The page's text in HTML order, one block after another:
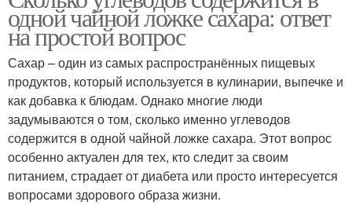
одной чайной ложке сахара: ответ
на простой вопрос
Сахар – один из самых распространённых пищевых
продуктов, который используется в кулинарии, выпечке и
как добавка к блюдам. Однако многие люди
задумываются о том, сколько именно углеводов
содержится в одной чайной ложке сахара. Этот вопрос
особенно актуален для тех, кто следит за своим
питанием, страдает от диабета или просто интересуется
вопросами здорового образа жизни.